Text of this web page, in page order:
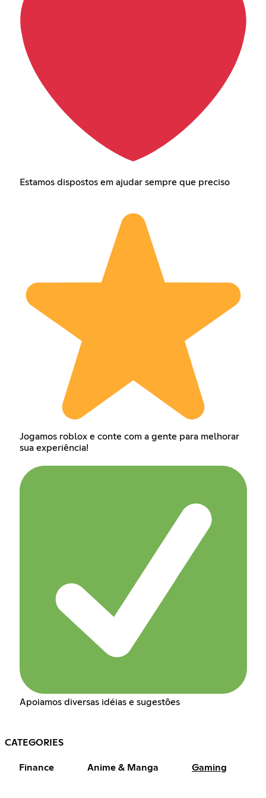
Estamos dispostos em ajudar sempre que preciso
Jogamos roblox e conte com a gente para melhorar
sua experiência!
Apoiamos diversas idéias e sugestões
CATEGORIES
Finance Anime & Manga Gaming